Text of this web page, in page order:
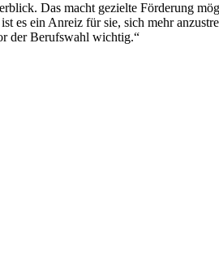
Das macht gezielte Förderung
es ein Anreiz für sie, sich mehr
der Berufswahl wichtig.“